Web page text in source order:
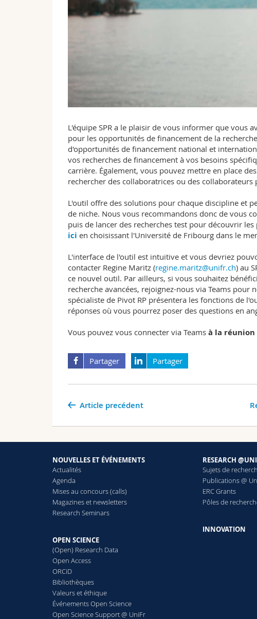
L'équipe SPR a le plaisir de vous informer que vous
pour les opportunités de financement de la
d'opportunités de financement national et
vos recherches de financement à vos besoins
carrière. Également, vous pouvez mettre en place
rechercher des collaboratrices ou des
L'outil offre des solutions pour chaque discipline et
de niche. Nous vous recommandons donc de vous
puis de lancer des recherches test pour découvrir
ici en choisissant l'Université de Fribourg dans le
L'interface de l'outil est intuitive et vous devriez
contacter Regine Maritz (regine.maritz@unifr.ch) au
ce nouvel outil. Par ailleurs, si vous souhaitez
recherche avancées, rejoignez-nous via Teams
spécialiste de Pivot RP présentera les fonctions de
réponses où vous pourrez poser des questions en
Vous pouvez vous connecter via Teams à la réunion
Partager Partager
Article precédent
NOUVELLES ET ÉVÉNEMENTS
Actualités
Agenda
Mises au concours (calls)
Magazines et newsletters
Research Seminars
OPEN SCIENCE
(Open) Research Data
Open Access
ORCiD
Bibliothèques
Valeurs et éthique
Événements Open Science
Open Science Support @ UniFr
RESEARCH
Sujets de
Publications @
ERC Grants
Pôles de
INNOVATION